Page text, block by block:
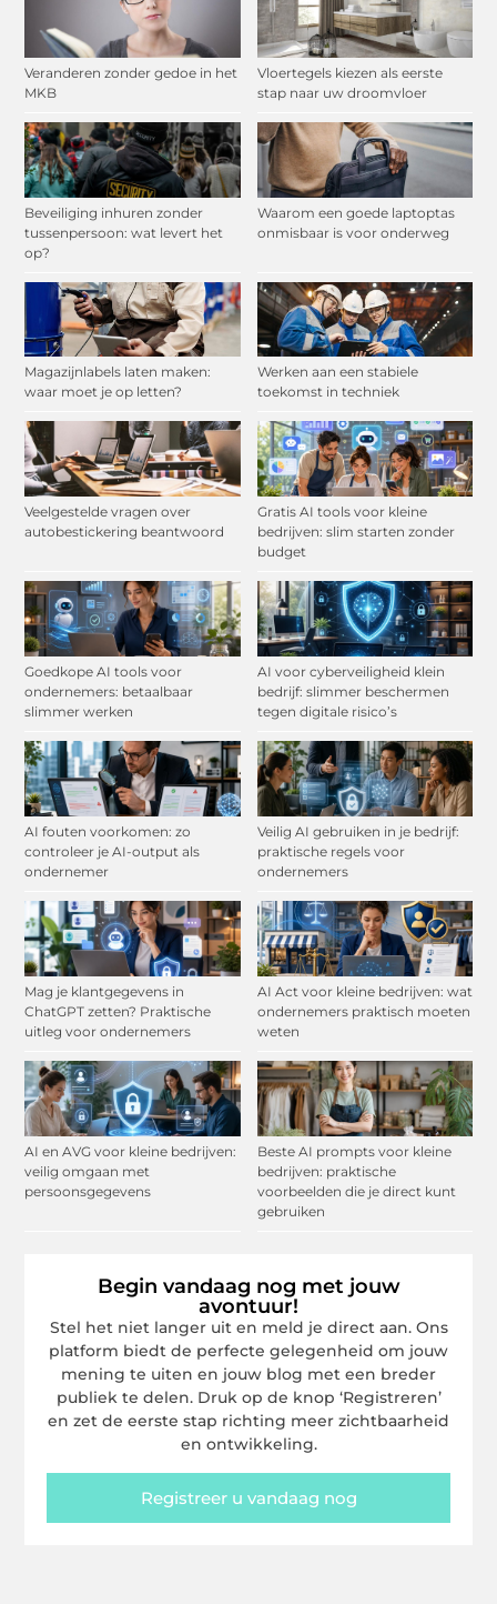
Veranderen zonder gedoe in het
MKB
Vloertegels kiezen als eerste
stap naar uw droomvloer
Beveiliging inhuren zonder
tussenpersoon: wat levert het
op?
Waarom een goede laptoptas
onmisbaar is voor onderweg
Magazijnlabels laten maken:
waar moet je op letten?
Werken aan een stabiele
toekomst in techniek
Veelgestelde vragen over
autobestickering beantwoord
Gratis AI tools voor kleine
bedrijven: slim starten zonder
budget
Goedkope AI tools voor
ondernemers: betaalbaar
slimmer werken
AI voor cyberveiligheid klein
bedrijf: slimmer beschermen
tegen digitale risico’s
AI fouten voorkomen: zo
controleer je AI-output als
ondernemer
Veilig AI gebruiken in je bedrijf:
praktische regels voor
ondernemers
Mag je klantgegevens in
ChatGPT zetten? Praktische
uitleg voor ondernemers
AI Act voor kleine bedrijven: wat
ondernemers praktisch moeten
weten
AI en AVG voor kleine bedrijven:
veilig omgaan met
persoonsgegevens
Beste AI prompts voor kleine
bedrijven: praktische
voorbeelden die je direct kunt
gebruiken
Begin vandaag nog met jouw
avontuur!
Stel het niet langer uit en meld je direct aan. Ons
platform biedt de perfecte gelegenheid om jouw
mening te uiten en jouw blog met een breder
publiek te delen. Druk op de knop ‘Registreren’
en zet de eerste stap richting meer zichtbaarheid
en ontwikkeling.
Registreer u vandaag nog